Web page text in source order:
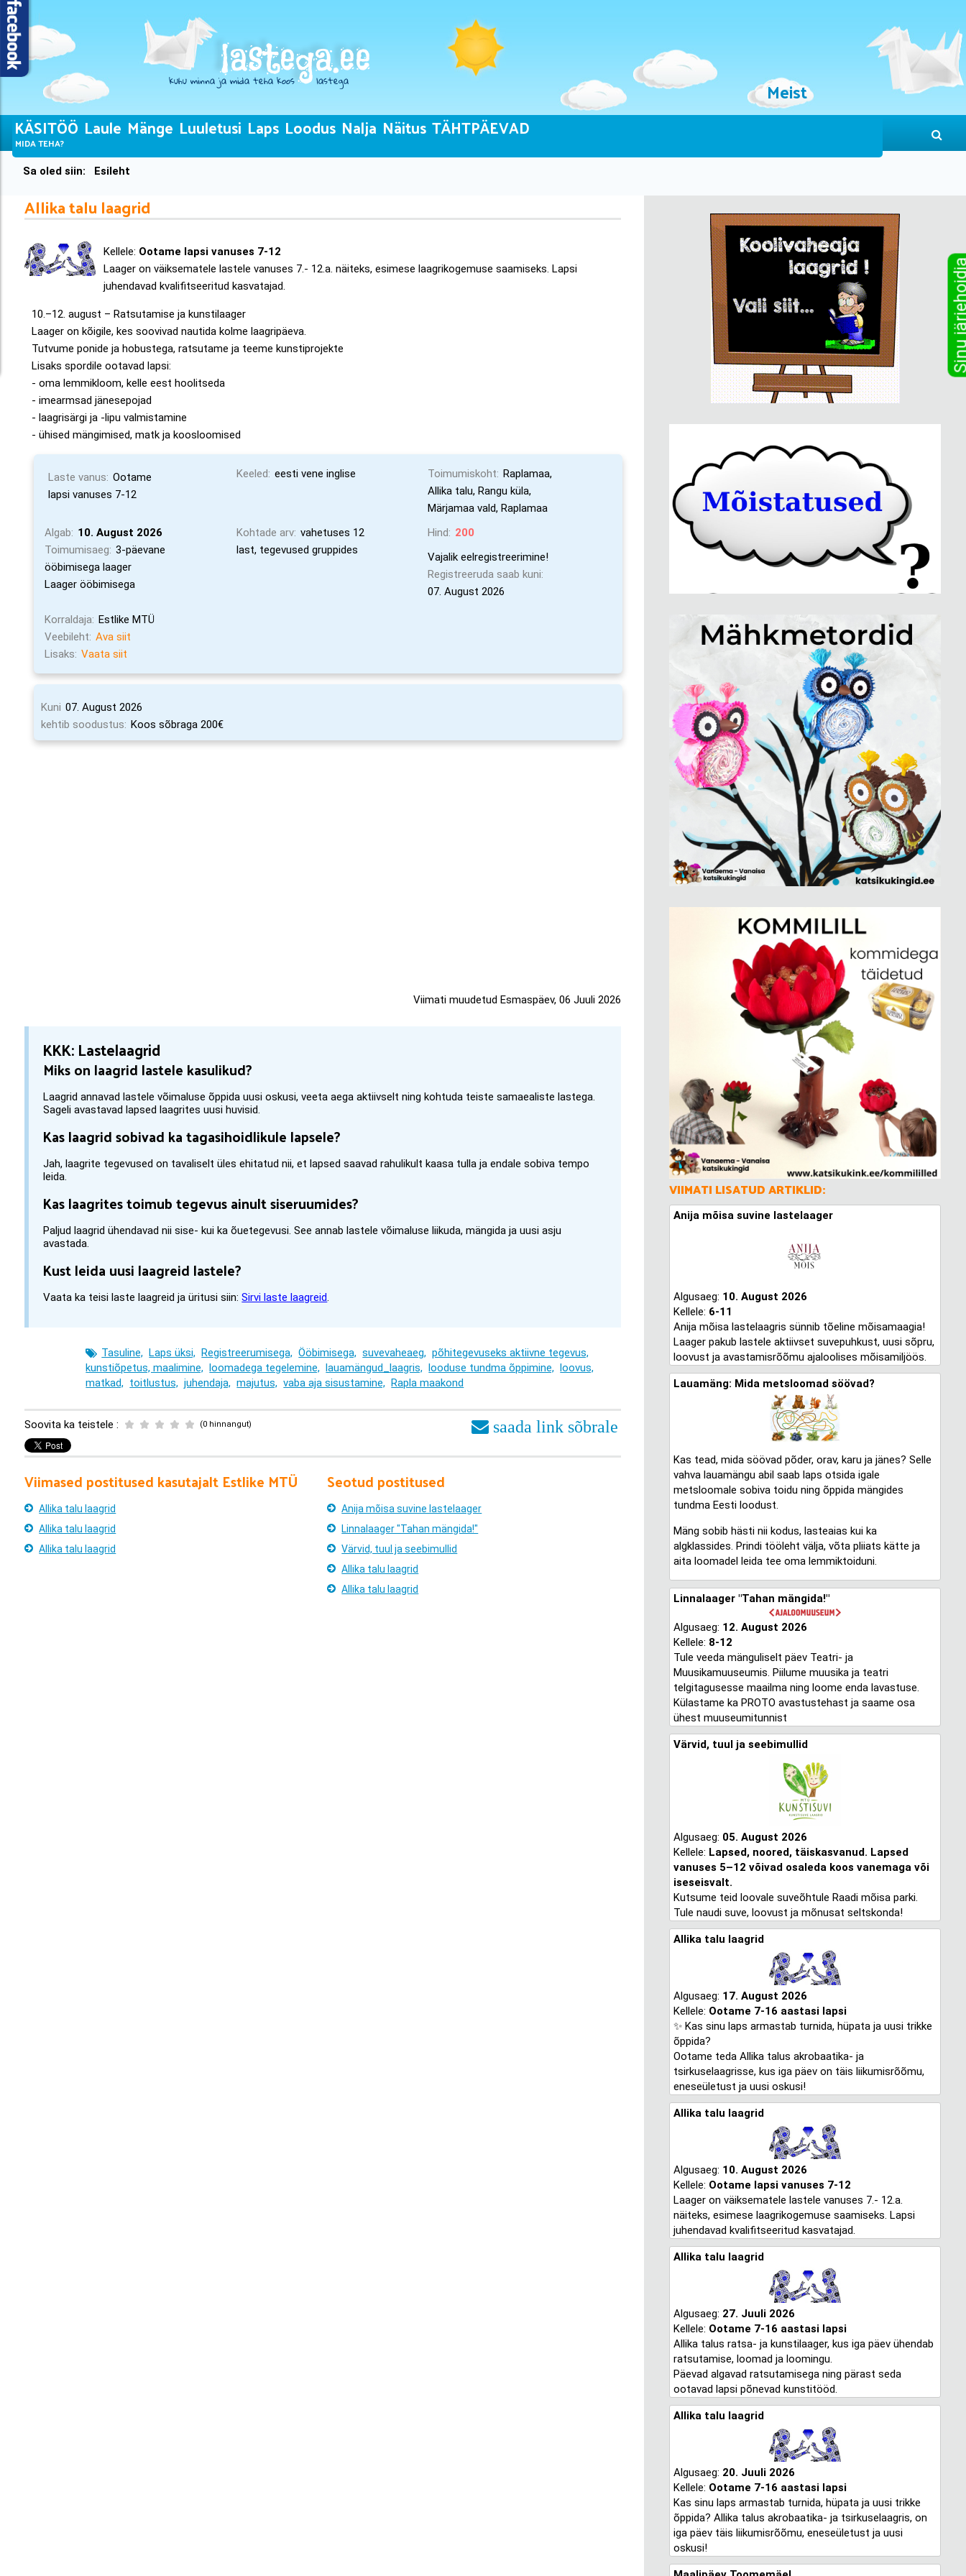
Meist
KÄSITÖÖ
MIDA TEHA?
Laule Mänge Luuletusi Laps Loodus Nalja Näitus TÄHTPÄEVAD
Sa oled siin: Esileht
Allika talu laagrid
Kellele: Ootame lapsi vanuses 7-12
Laager on väiksematele lastele vanuses 7.- 12.a. näiteks, esimese laagrikogemuse saamiseks. Lapsi
juhendavad kvalifitseeritud kasvatajad.
10.–12. august – Ratsutamise ja kunstilaager
Laager on kõigile, kes soovivad nautida kolme laagripäeva.
Tutvume ponide ja hobustega, ratsutame ja teeme kunstiprojekte
Lisaks spordile ootavad lapsi:
- oma lemmikloom, kelle eest hoolitseda
- imearmsad jänesepojad
- laagrisärgi ja -lipu valmistamine
- ühised mängimised, matk ja koosloomised
Laste vanus: Ootame
lapsi vanuses 7-12
Keeled: eesti vene inglise Toimumiskoht: Raplamaa,
Allika talu, Rangu küla,
Märjamaa vald, Raplamaa
Algab: 10. August 2026
Toimumisaeg: 3-päevane
ööbimisega laager
Laager ööbimisega
Kohtade arv: vahetuses 12
last, tegevused gruppides
Hind: 200
Vajalik eelregistreerimine!
Registreeruda saab kuni:
07. August 2026
Korraldaja: Estlike MTÜ
Veebileht: Ava siit
Lisaks: Vaata siit
Kuni 07. August 2026
kehtib soodustus: Koos sõbraga 200€
Viimati muudetud Esmaspäev, 06 Juuli 2026
KKK: Lastelaagrid
Miks on laagrid lastele kasulikud?
Laagrid annavad lastele võimaluse õppida uusi oskusi, veeta aega aktiivselt ning kohtuda teiste samaealiste lastega.
Sageli avastavad lapsed laagrites uusi huvisid.
Kas laagrid sobivad ka tagasihoidlikule lapsele?
Jah, laagrite tegevused on tavaliselt üles ehitatud nii, et lapsed saavad rahulikult kaasa tulla ja endale sobiva tempo
leida.
Kas laagrites toimub tegevus ainult siseruumides?
Paljud laagrid ühendavad nii sise- kui ka õuetegevusi. See annab lastele võimaluse liikuda, mängida ja uusi asju
avastada.
Kust leida uusi laagreid lastele?
Vaata ka teisi laste laagreid ja üritusi siin:Sirvi laste laagreid.
Tasuline, Laps üksi, Registreerumisega, Ööbimisega, suvevaheaeg, põhitegevuseks aktiivne tegevus,
kunstiõpetus, maalimine, loomadega tegelemine, lauamängud_laagris, looduse tundma õppimine, loovus,
matkad, toitlustus, juhendaja, majutus, vaba aja sisustamine, Rapla maakond
Soovita ka teistele : (0 hinnangut)
Viimased postitused kasutajalt Estlike MTÜ
Allika talu laagrid
Allika talu laagrid
Allika talu laagrid
Seotud postitused
Anija mõisa suvine lastelaager
Linnalaager "Tahan mängida!"
Värvid, tuul ja seebimullid
Allika talu laagrid
Allika talu laagrid
VIIMATI LISATUD ARTIKLID:
Anija mõisa suvine lastelaager
Algusaeg: 10. August 2026
Kellele: 6-11
Anija mõisa lastelaagris sünnib tõeline mõisamaagia!
Laager pakub lastele aktiivset suvepuhkust, uusi sõpru,
loovust ja avastamisrõõmu ajaloolises mõisamiljöös.
Lauamäng: Mida metsloomad söövad?
Kas tead, mida söövad põder, orav, karu ja jänes? Selle
vahva lauamängu abil saab laps otsida igale
metsloomale sobiva toidu ning õppida mängides
tundma Eesti loodust.
Mäng sobib hästi nii kodus, lasteaias kui ka
algklassides. Prindi tööleht välja, võta pliiats kätte ja
aita loomadel leida tee oma lemmiktoiduni.
Linnalaager "Tahan mängida!"
Algusaeg: 12. August 2026
Kellele: 8-12
Tule veeda mänguliselt päev Teatri- ja
Muusikamuuseumis. Piilume muusika ja teatri
telgitagusesse maailma ning loome enda lavastuse.
Külastame ka PROTO avastustehast ja saame osa
ühest muuseumitunnist
Värvid, tuul ja seebimullid
Algusaeg: 05. August 2026
Kellele: Lapsed, noored, täiskasvanud. Lapsed
vanuses 5–12 võivad osaleda koos vanemaga või
iseseisvalt.
Kutsume teid loovale suveõhtule Raadi mõisa parki.
Tule naudi suve, loovust ja mõnusat seltskonda!
Allika talu laagrid
Algusaeg: 17. August 2026
Kellele: Ootame 7-16 aastasi lapsi
✨ Kas sinu laps armastab turnida, hüpata ja uusi trikke
õppida?
Ootame teda Allika talus akrobaatika- ja
tsirkuselaagrisse, kus iga päev on täis liikumisrõõmu,
eneseületust ja uusi oskusi!
Allika talu laagrid
Algusaeg: 10. August 2026
Kellele: Ootame lapsi vanuses 7-12
Laager on väiksematele lastele vanuses 7.- 12.a.
näiteks, esimese laagrikogemuse saamiseks. Lapsi
juhendavad kvalifitseeritud kasvatajad.
Allika talu laagrid
Algusaeg: 27. Juuli 2026
Kellele: Ootame 7-16 aastasi lapsi
Allika talus ratsa- ja kunstilaager, kus iga päev ühendab
ratsutamise, loomad ja loomingu.
Päevad algavad ratsutamisega ning pärast seda
ootavad lapsi põnevad kunstitööd.
Allika talu laagrid
Algusaeg: 20. Juuli 2026
Kellele: Ootame 7-16 aastasi lapsi
Kas sinu laps armastab turnida, hüpata ja uusi trikke
õppida? Allika talus akrobaatika- ja tsirkuselaagris, on
iga päev täis liikumisrõõmu, eneseületust ja uusi
oskusi!
Sinu